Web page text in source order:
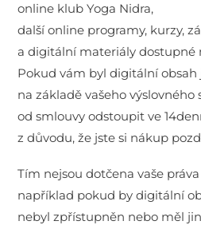
online klub Yoga Nidra,
další online programy, kurzy,
a digitální materiály dostupné
Pokud vám byl digitální
na základě vašeho
od smlouvy odstoupit ve
z důvodu, že jste si nákup
Tím nejsou dotčena vaše
například pokud by digitální
nebyl zpřístupněn nebo měl